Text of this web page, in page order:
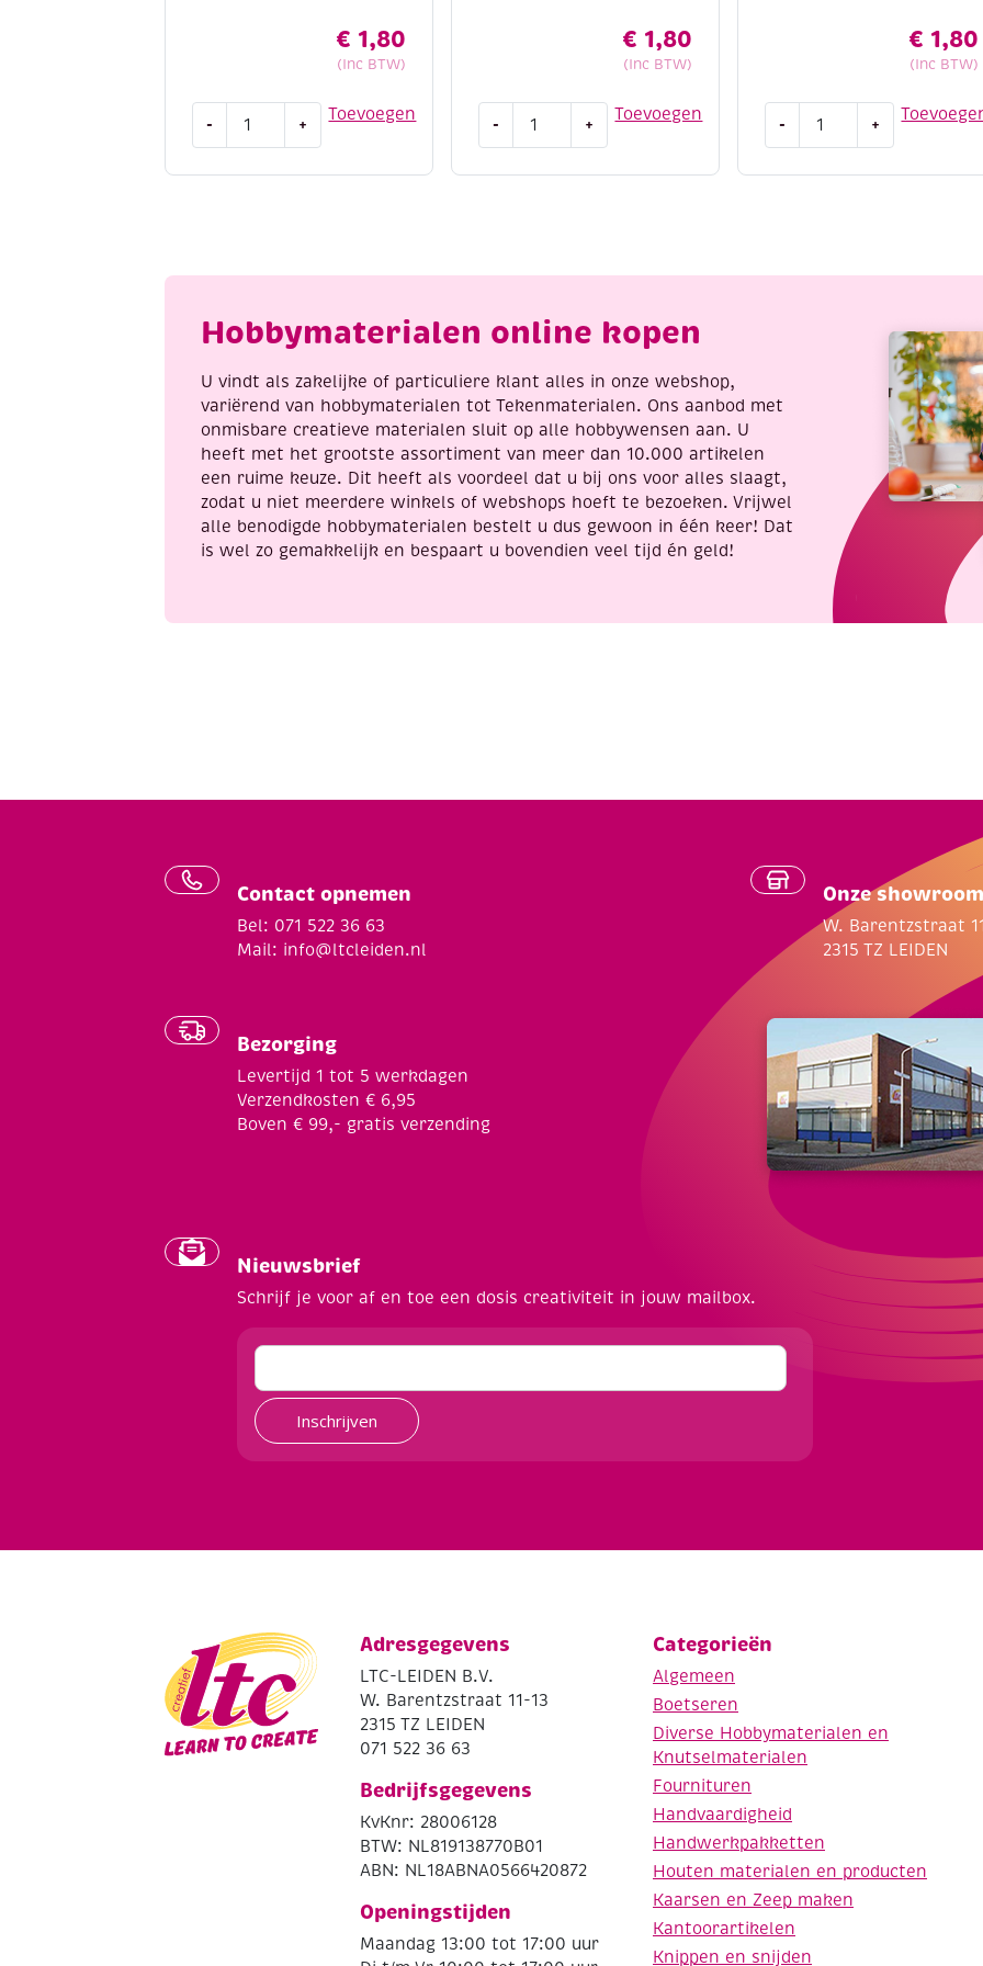
🧼 Wasbaarheid
Machinewasbaar tot 30°C
Liggend laten drogenvoor behoud van vorm
Strijken kan op lage temperatuur (indien nodig)
€ 1,80
(Inc BTW)
Toevoegen
-
zalm
+
€ 1,80
(Inc BTW)
Toevoegen
-
donkerblauw
+
€ 1,80
(Inc BTW)
-
pastelgroen
+
Hobbymaterialen online kopen
U vindt als zakelijke of particuliere klant alles in onze webshop,
variërend van hobbymaterialen tot Tekenmaterialen. Ons aanbod met
onmisbare creatieve materialen sluit op alle hobbywensen aan. U
heeft met het grootste assortiment van meer dan 10.000 artikelen
een ruime keuze. Dit heeft als voordeel dat u bij ons voor alles slaagt,
zodat u niet meerdere winkels of webshops hoeft te bezoeken. Vrijwel
alle benodigde hobbymaterialen bestelt u dus gewoon in één keer! Dat
is wel zo gemakkelijk en bespaart u bovendien veel tijd én geld!
Contact opnemen
Bel: 071 522 36 63
Mail: info@ltcleiden.nl
Bezorging
Levertijd 1 tot 5 werkdagen
Verzendkosten € 6,95
Boven € 99,- gratis verzending
Onze showroom
W. Barentzstraat
2315 TZ LEIDEN
Nieuwsbrief
Schrijf je voor af en toe een dosis creativiteit in jouw mailbox.
Inschrijven
Adresgegevens
LTC-LEIDEN B.V.
W. Barentzstraat 11-13
2315 TZ LEIDEN
071 522 36 63
Bedrijfsgegevens
KvKnr: 28006128
BTW: NL819138770B01
ABN: NL18ABNA0566420872
Openingstijden
Maandag 13:00 tot 17:00 uur
Categorieën
Algemeen
Boetseren
Diverse Hobbymaterialen en
Knutselmaterialen
Fournituren
Handvaardigheid
Handwerkpakketten
Houten materialen en producten
Kaarsen en Zeep maken
Kantoorartikelen
Knippen en snijden